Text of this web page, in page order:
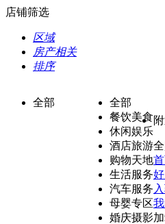
店铺筛选
区域
房产相关
排序
全部
全部
餐饮美食
休闲娱乐
酒店旅游
购物天地
生活服务
汽车服务
母婴专区
婚庆摄影